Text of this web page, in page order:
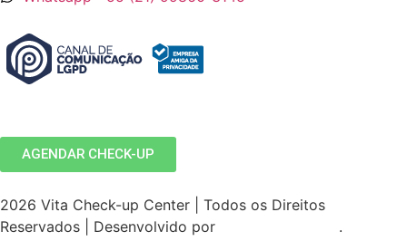
AGENDAR CHECK-UP
2026 Vita Check-up Center | Todos os Direitos
Reservados | Desenvolvido por
.